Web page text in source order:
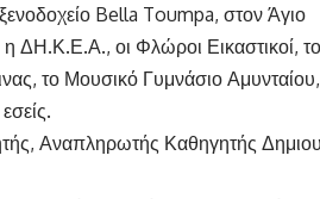
Bella Toumpa, στον Άγιο
ΔΗ.Κ.Ε.Α., οι Φλώροι Εικαστικοί, το
το Μουσικό Γυμνάσιο
Αναπληρωτής Καθηγητής